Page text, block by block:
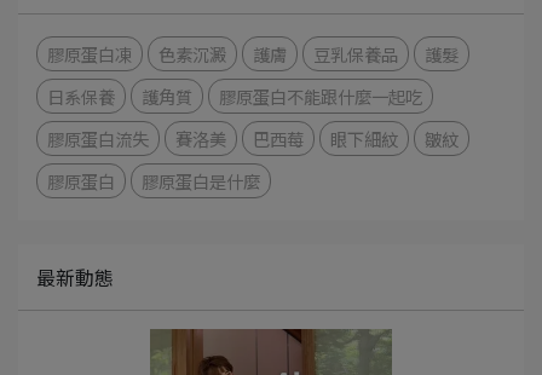
膠原蛋白凍 色素沉澱 護膚 豆乳保養品
護髮
日系保養
護角質
膠原蛋白不能跟什麼一起吃
膠原蛋白流失
賽洛美 巴西莓 眼下細紋
皺紋
膠原蛋白
膠原蛋白是什麼
最新動態